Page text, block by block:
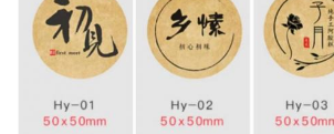
Πιστοποιητικά Τα όλα προϊόντα μας